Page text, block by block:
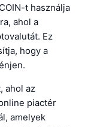
t használja
ahol a
Ez
hogy a
ahol az
piactér
amelyek